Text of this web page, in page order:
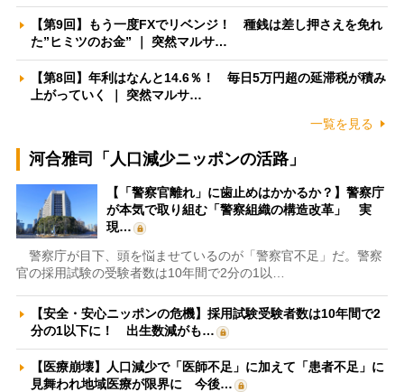
【第9回】もう一度FXでリベンジ！ 種銭は差し押さえを免れ
た”ヒミツのお金” ｜ 突然マルサ…
【第8回】年利はなんと14.6％！ 毎日5万円超の延滞税が積み
上がっていく ｜ 突然マルサ…
一覧を見る
河合雅司「人口減少ニッポンの活路」
【「警察官離れ」に歯止めはかかるか？】警察庁
が本気で取り組む「警察組織の構造改革」 実
現…
警察庁が目下、頭を悩ませているのが「警察官不足」だ。警察
官の採用試験の受験者数は10年間で2分の1以…
【安全・安心ニッポンの危機】採用試験受験者数は10年間で2
分の1以下に！ 出生数減がも…
【医療崩壊】人口減少で「医師不足」に加えて「患者不足」に
見舞われ地域医療が限界に 今後…